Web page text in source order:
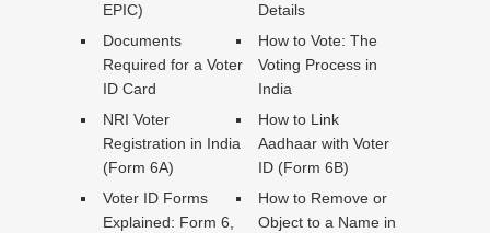
EPIC)
Details
Documents
Required for a Voter
ID Card
How to Vote: The
Voting Process in
India
NRI Voter
Registration in India
(Form 6A)
How to Link
Aadhaar with Voter
ID (Form 6B)
Voter ID Forms
Explained: Form 6,
How to Remove or
Object to a Name in